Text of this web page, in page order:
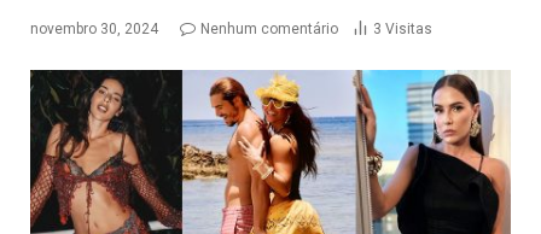
novembro 30, 2024 Nenhum comentário 3 Visitas